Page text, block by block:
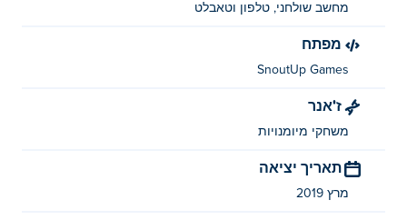
מחשב שולחני, טלפון וטאבלט
מפתח
SnoutUp Games
ז'אנר
משחקי מיומנויות
תאריך יציאה
מרץ 2019